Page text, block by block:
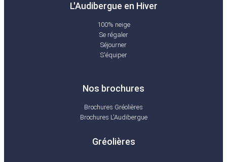
L'Audibergue en Hiver
100% neige
Se régaler
Séjourner
S'équiper
Nos brochures
Brochures Gréolières
Brochures L'Audibergue
Gréolières